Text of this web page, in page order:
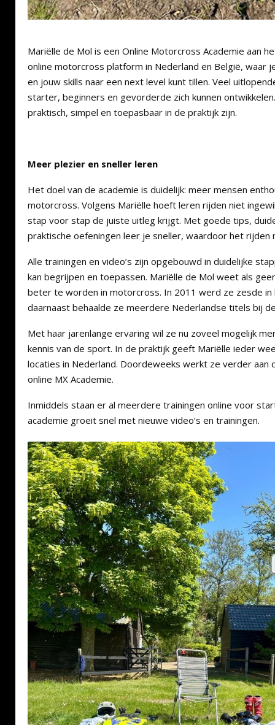
Mariëlle de Mol is een Online Motorcross Academie aan
online motorcross platform in Nederland en België, waar
en jouw skills naar een next level kunt tillen. Veel
starter, beginners en gevorderde zich kunnen
praktisch, simpel en toepasbaar in de praktijk zijn.
Meer plezier en sneller leren
Het doel van de academie is duidelijk: meer mensen
motorcross. Volgens Mariëlle hoeft leren rijden niet
stap voor stap de juiste uitleg krijgt. Met goede tips,
praktische oefeningen leer je sneller, waardoor het rijden
Alle trainingen en video’s zijn opgebouwd in duidelijke
kan begrijpen en toepassen. Mariëlle de Mol weet als
beter te worden in motorcross. In 2011 werd ze zesde in
daarnaast behaalde ze meerdere Nederlandse titels bij
Met haar jarenlange ervaring wil ze nu zoveel mogelijk
kennis van de sport. In de praktijk geeft Mariëlle ieder
locaties in Nederland. Doordeweeks werkt ze verder aan
online MX Academie.
Inmiddels staan er al meerdere trainingen online voor
academie groeit snel met nieuwe video’s en trainingen.